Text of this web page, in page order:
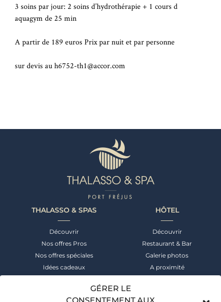
GÉRER LE
3 soins par jour: 2 soins d’hydrothérapie + 1 cours d
aquagym de 25 min
A partir de 189 euros Prix par nuit et par personne
sur devis au h6752-th1@accor.com
THALASSO & SPAS
Découvrir
Nos offres Pros
Nos offres spéciales
Idées cadeaux
HÔTEL
Découvrir
Restaurant & Bar
Galerie photos
A proximité